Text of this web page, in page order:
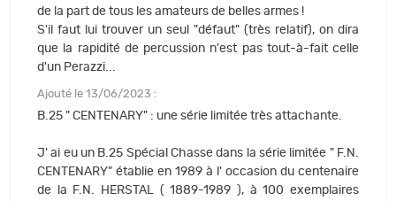
de la part de tous les amateurs de belles armes !
S'il faut lui trouver un seul "défaut" (très relatif), on dira
que la rapidité de percussion n'est pas tout-à-fait celle
d'un Perazzi...
Ajouté le 13/06/2023 :
B.25 " CENTENARY" : une série limitée très attachante.
J' ai eu un B.25 Spécial Chasse dans la série limitée " F.N.
CENTENARY" établie en 1989 à l' occasion du centenaire
de la F.N. HERSTAL ( 1889-1989 ), à 100 exemplaires